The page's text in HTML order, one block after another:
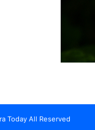
Today All Reserved